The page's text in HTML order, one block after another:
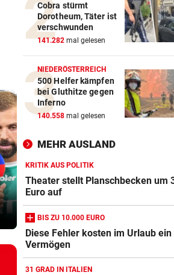
Bayern kassiert
Transfer-Clou
LIEFERING VERLIERT vor
Enttäuschende Zweitliga-
Rückkehr nach Grödig
2. LIGA – 2. RUNDE
Fehlstart komplett! Nächste
für St. Pölten
WANDERER AUSGEFLOGEN vor
Dramatik im Valser Tal
IN GREENSBORO vor
Straka verpasst bei PGA-
den Cut vorzeitig
SCHRIEB WM-GESCHICHTE vor 9
Bayern kassiert Millionen –
Transfer-Clou
Cobra stürmt
Dorotheum, Täter ist
verschwunden
141.282 mal gelesen
NIEDERÖSTERREICH
500 Helfer kämpfen
bei Gluthitze gegen
Inferno
140.558 mal gelesen
MEHR AUSLAND
KRITIK AUS POLITIK
Theater stellt Planschbecken um
Euro auf
BIS ZU 10.000 EURO
Diese Fehler kosten im Urlaub ein
Vermögen
31 GRAD IN ITALIEN